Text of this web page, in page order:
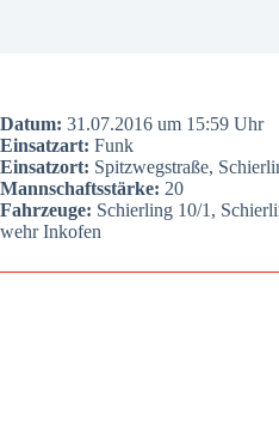
Datum: 31.07.2016 um 15:59 Uhr
Ein­satz­art: Funk
Ein­satz­ort: Spitz­weg­stra­ße,
Mann­schafts­stär­ke: 20
Fahr­zeu­ge: Schier­ling 10/1,
wehr Inkofen